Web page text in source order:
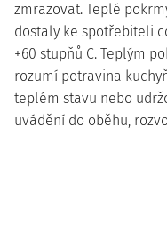
zmrazovat. Teplé
dostaly ke spotřebiteli
+60 stupňů C. Teplým
rozumí potravina
teplém stavu nebo
uvádění do oběhu,